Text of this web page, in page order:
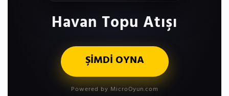
Havan Topu Atışı
ŞİMDİ OYNA
Powered by MicroOyun.com